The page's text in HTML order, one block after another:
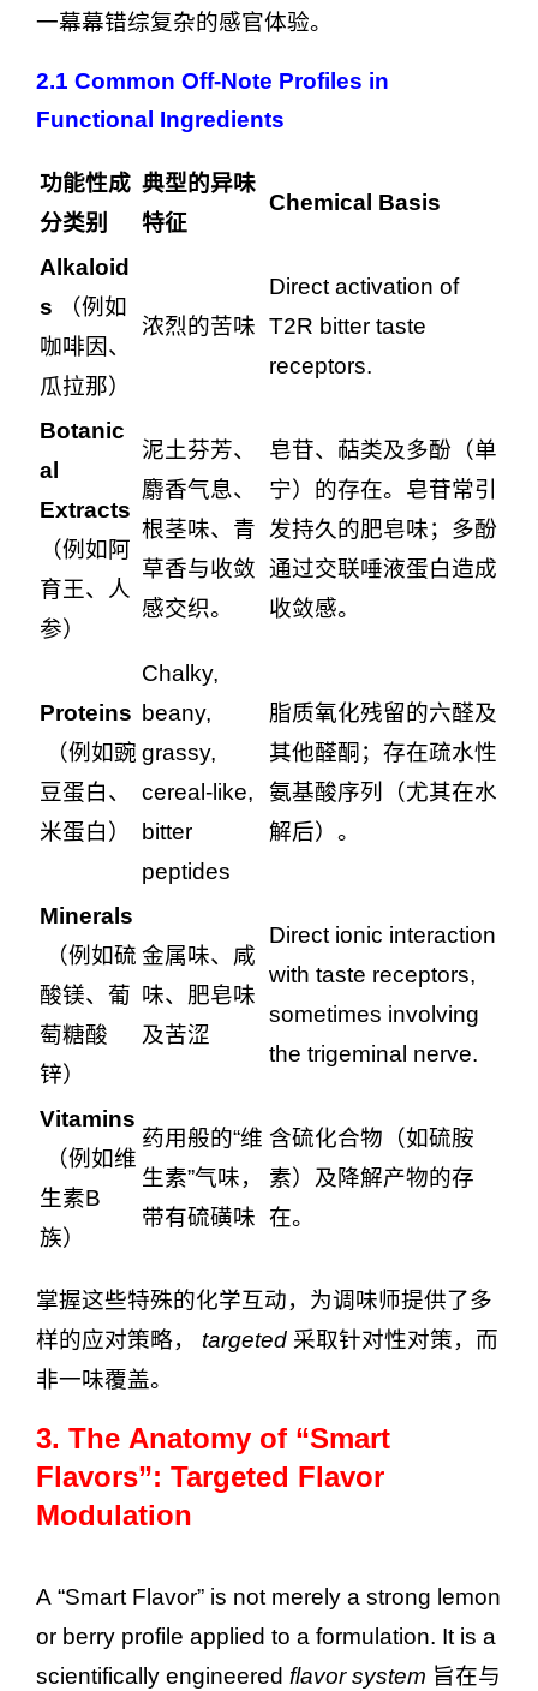
一幕幕错综复杂的感官体验。
2.1 Common Off-Note Profiles in
Functional Ingredients
功能性成
分类别
典型的异味
特征
Chemical Basis
Alkaloid
s （例如
咖啡因、
瓜拉那）
浓烈的苦味
Direct activation of
T2R bitter taste
receptors.
Botanic
al
Extracts
（例如阿
育王、人
参）
泥土芬芳、
麝香气息、
根茎味、青
草香与收敛
感交织。
皂苷、萜类及多酚（单
宁）的存在。皂苷常引
发持久的肥皂味；多酚
通过交联唾液蛋白造成
收敛感。
Proteins
（例如豌
豆蛋白、
米蛋白）
Chalky,
beany,
grassy,
cereal-like,
bitter
peptides
脂质氧化残留的六醛及
其他醛酮；存在疏水性
氨基酸序列（尤其在水
解后）。
Minerals
（例如硫
酸镁、葡
萄糖酸
锌）
金属味、咸
味、肥皂味
及苦涩
Direct ionic interaction
with taste receptors,
sometimes involving
the trigeminal nerve.
Vitamins
（例如维
生素B
族）
药用般的“维
生素”气味，
带有硫磺味
含硫化合物（如硫胺
素）及降解产物的存
在。
掌握这些特殊的化学互动，为调味师提供了多
样的应对策略， targeted 采取针对性对策，而
非一味覆盖。
3. The Anatomy of “Smart
Flavors”: Targeted Flavor
Modulation
A “Smart Flavor” is not merely a strong lemon
or berry profile applied to a formulation. It is a
scientifically engineered flavor system 旨在与